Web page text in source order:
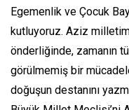
Egemenlik ve Çocuk
kutluyoruz. Aziz
önderliğinde, zamanın
görülmemiş bir
doğuşun destanını